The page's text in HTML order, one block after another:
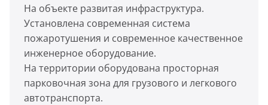
На объекте развитая инфраструктура.
Установлена современная система
пожаротушения и современное качественное
инженерное оборудование.
На территории оборудована просторная
парковочная зона для грузового и легкового
автотранспорта.